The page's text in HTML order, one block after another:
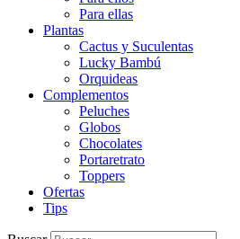
Para ellas
Plantas
Cactus y Suculentas
Lucky Bambú
Orquideas
Complementos
Peluches
Globos
Chocolates
Portaretrato
Toppers
Ofertas
Tips